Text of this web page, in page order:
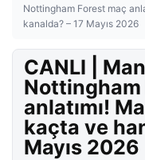
Nottingham Forest maç
kanalda? – 17 Mayıs 2026
CANLI |
Nottingham
anlatımı!
kaçta ve
Mayıs 2026